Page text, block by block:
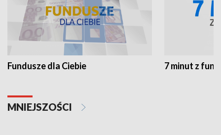
Fundusze dla Ciebie 7 minut z
MNIEJSZOŚCI